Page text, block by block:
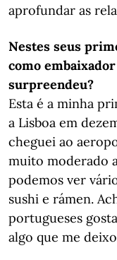
aprofundar as
Nestes seus
como
surpreendeu?
Esta é a minha
a Lisboa em
cheguei ao
muito moderado
podemos ver
sushi e rámen.
portugueses
algo que me